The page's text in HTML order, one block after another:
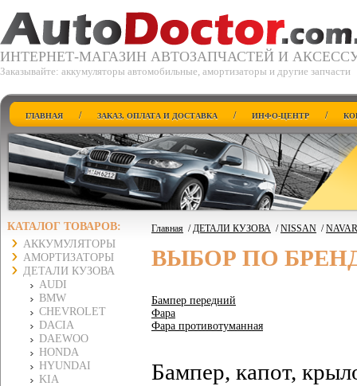
ИНТЕРНЕТ-МАГАЗИН АВТОЗАПЧАСТЕЙ И
Заказывайте: аккумуляторы автомобильные, амортизаторы и другие запчасти
ГЛАВНАЯ / ЗАКАЗ, ОПЛАТА И ДОСТАВКА / ИНФО-ЦЕНТР /
КАТАЛОГ ТОВАРОВ:
АККУМУЛЯТОРЫ
АМОРТИЗАТОРЫ
ДЕТАЛИ КУЗОВА
AUDI
BMW
CHEVROLET
DACIA
DAEWOO
HONDA
HYUNDAI
KIA
Главная /ДЕТАЛИ КУЗОВА /NISSAN /
ВЫБОР ПО
Бампер передний
Фара
Фара противотуманная
Бампер, капот,